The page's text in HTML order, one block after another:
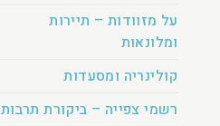
על מזוודות – תיירות
ומלונאות
קולינריה ומסעדות
רשמי צפייה – ביקורת תרבות